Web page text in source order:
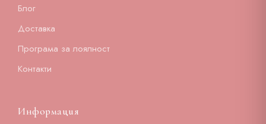
Блог
Доставка
Програма за лоялност
Контакти
Информация